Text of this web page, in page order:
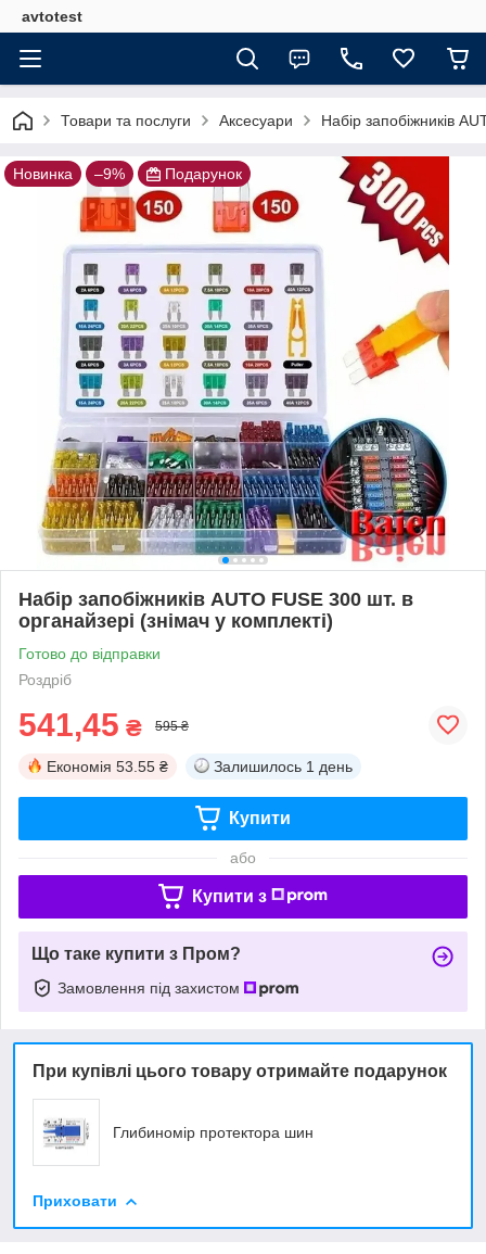
avtotest
Товари та послуги Аксесуари Набір запобіжників
Новинка –9% Подарунок
Набір запобіжників AUTO FUSE 300 шт. в
органайзері (знімач у комплекті)
Готово до відправки
Роздріб
541,45 ₴ 595 ₴
Економія 53.55 ₴ Залишилось 1 день
Купити
або
Купити з
Що таке купити з Пром?
Замовлення під захистом
При купівлі цього товару отримайте подарунок
Глибиномір протектора шин
Приховати